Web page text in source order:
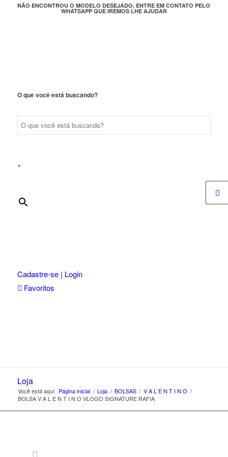
NÃO ENCONTROU O MODELO DESEJADO, ENTRE EM CONTATO PELO
WHATSAPP QUE IREMOS LHE AJUDAR
O que você está buscando?
×
Cadastre-se | Login
Favoritos
Loja
Você está aqui: Página inicial / Loja / BOLSAS / V A L E N T I N O /
BOLSA V A L E N T I N O VLOGO SIGNATURE RAFIA